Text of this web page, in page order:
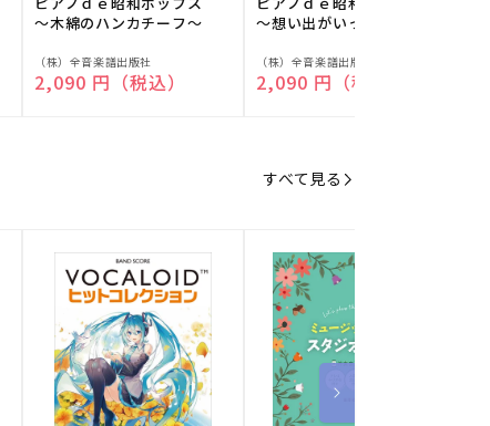
～木綿のハンカチーフ～
販
売
（株）全音楽譜出版社
通常価格
2,090 円（税込）
～想い出がいっぱい～
販
売
（株）全音楽譜出版社
通常価格
2,090 円（税込）
すべて見る